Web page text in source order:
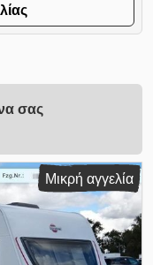
σας
Μικρή αγγελία